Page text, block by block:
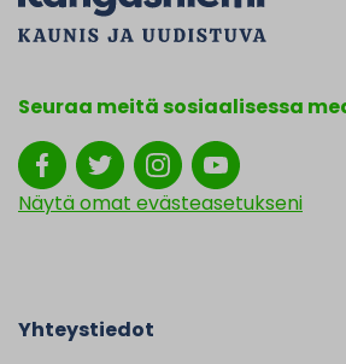
Seuraa meitä sosiaalisessa
Näytä omat evästeasetukseni
Yhteystiedot